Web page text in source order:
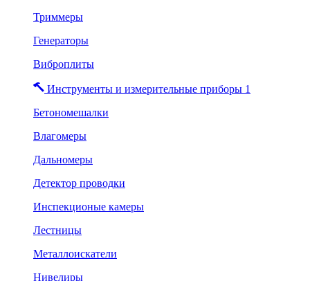
Триммеры
Генераторы
Виброплиты
Инструменты и измерительные приборы 1
Бетономешалки
Влагомеры
Дальномеры
Детектор проводки
Инспекционые камеры
Лестницы
Металлоискатели
Нивелиры